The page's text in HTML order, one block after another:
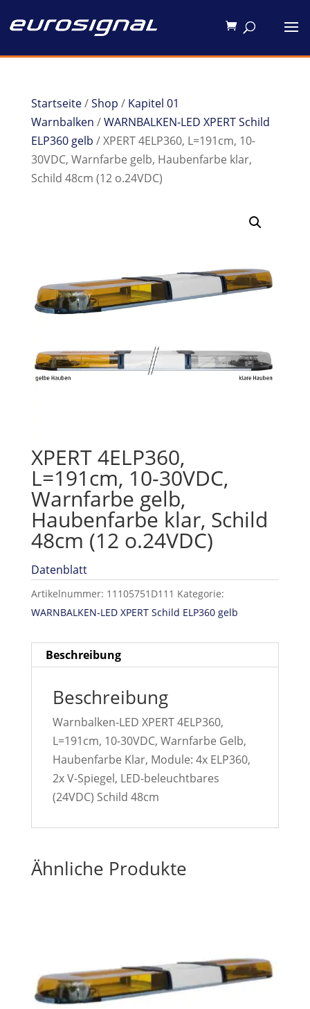
Startseite/Shop / Kapitel 01
Warnbalken /WARNBALKEN-LED XPERT Schild
ELP360 gelb / XPERT 4ELP360, L=191cm, 10-
30VDC, Warnfarbe gelb, Haubenfarbe klar,
Schild 48cm (12 o.24VDC)
XPERT 4ELP360,
L=191cm, 10-30VDC,
Warnfarbe gelb,
Haubenfarbe klar, Schild
48cm (12 o.24VDC)
Datenblatt
Artikelnummer: 11105751D111 Kategorie:
WARNBALKEN-LED XPERT Schild ELP360 gelb
Beschreibung
Beschreibung
Warnbalken-LED XPERT 4ELP360,
L=191cm, 10-30VDC, Warnfarbe Gelb,
Haubenfarbe Klar, Module: 4x ELP360,
2x V-Spiegel, LED-beleuchtbares
(24VDC) Schild 48cm
Ähnliche Produkte